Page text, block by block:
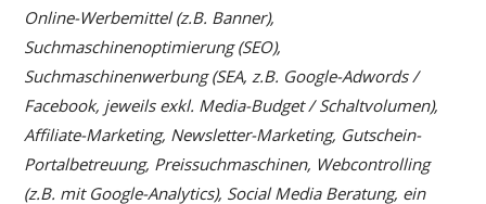
Online-Werbemittel (z.B. Banner),
Suchmaschinenoptimierung (SEO),
Suchmaschinenwerbung (SEA, z.B. Google-Adwords /
Facebook, jeweils exkl. Media-Budget / Schaltvolumen),
Affiliate-Marketing, Newsletter-Marketing, Gutschein-
Portalbetreuung, Preissuchmaschinen, Webcontrolling
(z.B. mit Google-Analytics), Social Media Beratung, ein